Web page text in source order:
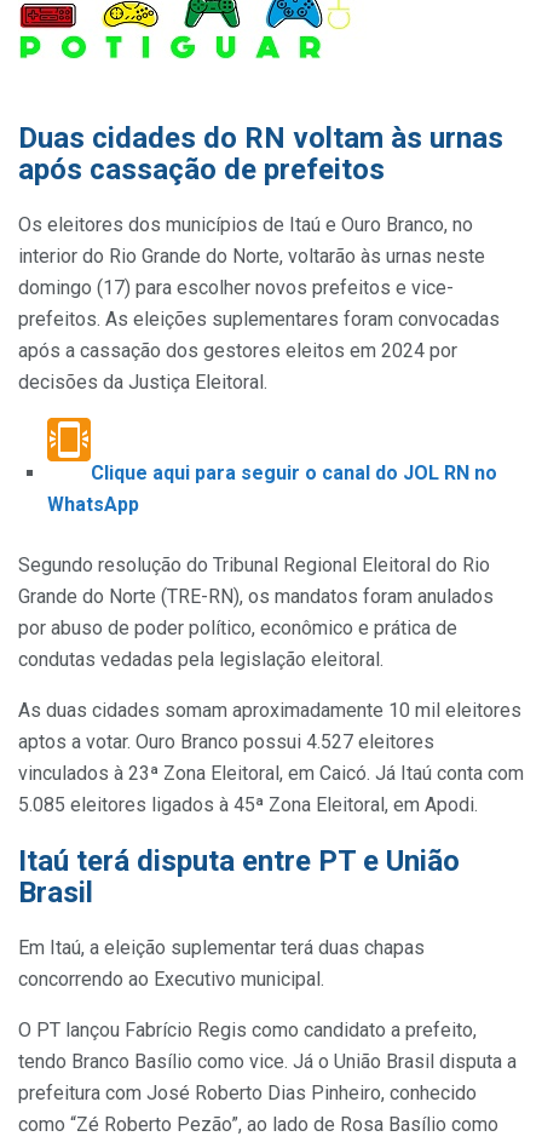
Duas cidades do RN voltam às urnas
após cassação de prefeitos
Os eleitores dos municípios de Itaú e Ouro Branco, no
interior do Rio Grande do Norte, voltarão às urnas neste
domingo (17) para escolher novos prefeitos e vice-
prefeitos. As eleições suplementares foram convocadas
após a cassação dos gestores eleitos em 2024 por
decisões da Justiça Eleitoral.
Clique aqui para seguir o canal do JOL RN no
WhatsApp
Segundo resolução do Tribunal Regional Eleitoral do Rio
Grande do Norte (TRE-RN), os mandatos foram anulados
por abuso de poder político, econômico e prática de
condutas vedadas pela legislação eleitoral.
As duas cidades somam aproximadamente 10 mil eleitores
aptos a votar. Ouro Branco possui 4.527 eleitores
vinculados à 23ª Zona Eleitoral, em Caicó. Já Itaú conta com
5.085 eleitores ligados à 45ª Zona Eleitoral, em Apodi.
Itaú terá disputa entre PT e União
Brasil
Em Itaú, a eleição suplementar terá duas chapas
concorrendo ao Executivo municipal.
O PT lançou Fabrício Regis como candidato a prefeito,
tendo Branco Basílio como vice. Já o União Brasil disputa a
prefeitura com José Roberto Dias Pinheiro, conhecido
como “Zé Roberto Pezão”, ao lado de Rosa Basílio como